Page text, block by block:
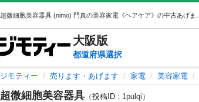
大阪版
都道府県選択
ジモティー 売ります・あげます 家電 美容家電
超微細胞美容器具 （投稿ID : 1pulqi）